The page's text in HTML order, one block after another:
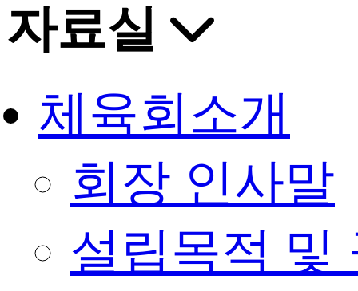
자료실
체육회소개
회장 인사말
설립목적 및